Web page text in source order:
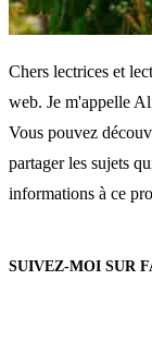
Chers lectrices et
web. Je m'appelle
Vous pouvez
partager les sujets
informations à ce
SUIVEZ-MOI SUR